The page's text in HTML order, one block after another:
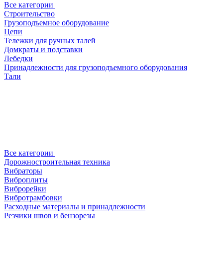
Все категории
Строительство
Грузоподъемное оборудование
Цепи
Тележки для ручных талей
Домкраты и подставки
Лебедки
Принадлежности для грузоподъемного оборудования
Тали
Все категории
Дорожностроительная техника
Вибраторы
Виброплиты
Виброрейки
Вибротрамбовки
Расходные материалы и принадлежности
Резчики швов и бензорезы